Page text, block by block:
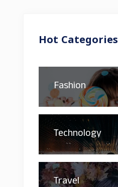
Hot Categories
Fashion
Technology
Travel